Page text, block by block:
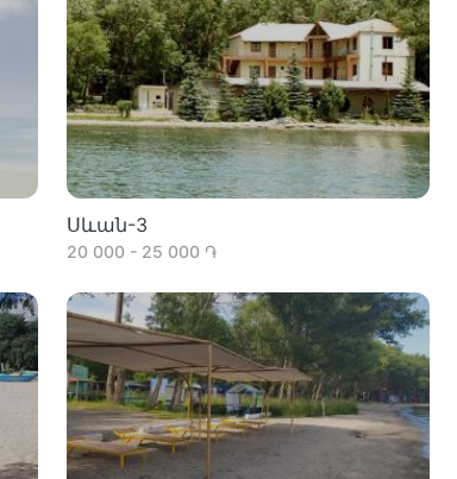
Սևան-3
20 000 - 25 000 ֏